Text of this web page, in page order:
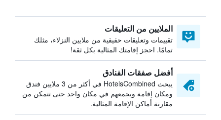
الملايين من التعليقات
تقييمات وتعليقات حقيقية من ملايين النزلاء، مثلك
تمامًا. احجز إقامتك المثالية بكل ثقة!
أفضل صفقات الفنادق
يبحث HotelsCombined في أكثر من 3 ملايين فندق
ومكان إقامة ويجمعهم في مكان واحد حتى تتمكن من
مقارنة أماكن الإقامة المثالية.